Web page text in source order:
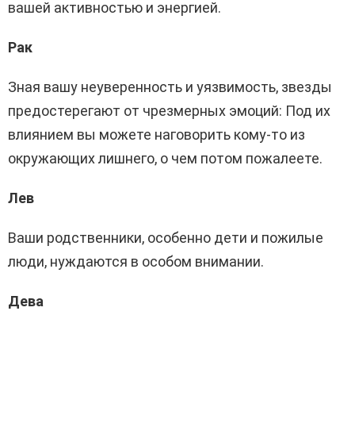
вашей активностью и энергией.
Рак
Зная вашу неуверенность и уязвимость, звезды
предостерегают от чрезмерных эмоций: Под их
влиянием вы можете наговорить кому-то из
окружающих лишнего, о чем потом пожалеете.
Лев
Ваши родственники, особенно дети и пожилые
люди, нуждаются в особом внимании.
Дева